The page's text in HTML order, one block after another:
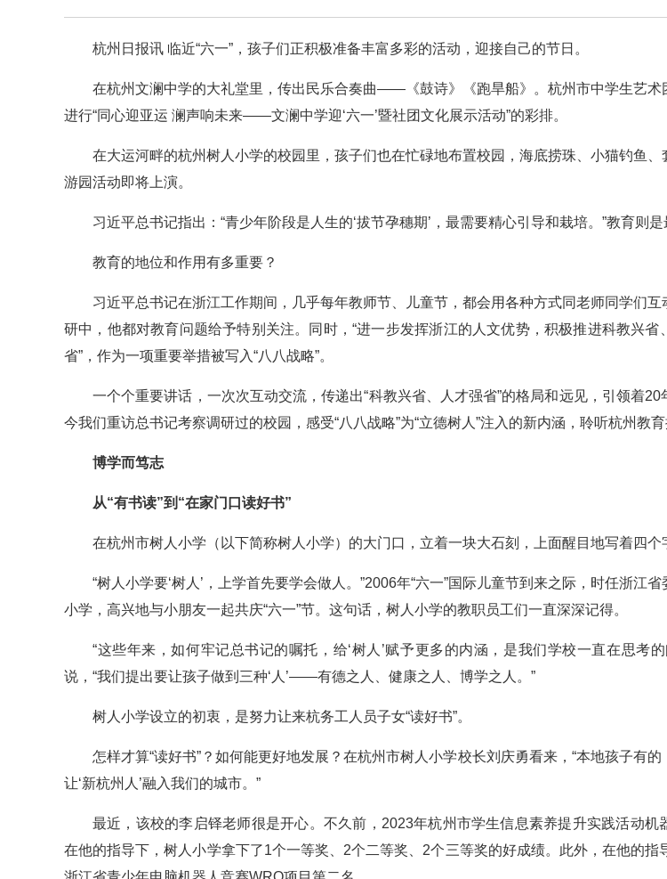
杭州日报讯 临近“六一”，孩子们正积极准备丰富多彩的活动，迎接自己的节日。
在杭州文澜中学的大礼堂里，传出民乐合奏曲——《鼓诗》《跑旱船》。杭州市中学生艺术
进行“同心迎亚运 澜声响未来——文澜中学迎‘六一’暨社团文化展示活动”的彩排。
在大运河畔的杭州树人小学的校园里，孩子们也在忙碌地布置校园，海底捞珠、小猫钓鱼
游园活动即将上演。
习近平总书记指出：“青少年阶段是人生的‘拔节孕穗期’，最需要精心引导和栽培。”教育则是
教育的地位和作用有多重要？
习近平总书记在浙江工作期间，几乎每年教师节、儿童节，都会用各种方式同老师同学们
研中，他都对教育问题给予特别关注。同时，“进一步发挥浙江的人文优势，积极推进科教兴省
省”，作为一项重要举措被写入“八八战略”。
一个个重要讲话，一次次互动交流，传递出“科教兴省、人才强省”的格局和远见，引领着
今我们重访总书记考察调研过的校园，感受“八八战略”为“立德树人”注入的新内涵，聆听杭州教育
博学而笃志
从“有书读”到“在家门口读好书”
在杭州市树人小学（以下简称树人小学）的大门口，立着一块大石刻，上面醒目地写着四
“树人小学要‘树人’，上学首先要学会做人。”2006年“六一”国际儿童节到来之际，时任浙江
小学，高兴地与小朋友一起共庆“六一”节。这句话，树人小学的教职员工们一直深深记得。
“这些年来，如何牢记总书记的嘱托，给‘树人’赋予更多的内涵，是我们学校一直在思考
说，“我们提出要让孩子做到三种‘人’——有德之人、健康之人、博学之人。”
树人小学设立的初衷，是努力让来杭务工人员子女“读好书”。
怎样才算“读好书”？如何能更好地发展？在杭州市树人小学校长刘庆勇看来，“本地孩子有
让‘新杭州人’融入我们的城市。”
最近，该校的李启铎老师很是开心。不久前，2023年杭州市学生信息素养提升实践活动机
在他的指导下，树人小学拿下了1个一等奖、2个二等奖、2个三等奖的好成绩。此外，在他的指